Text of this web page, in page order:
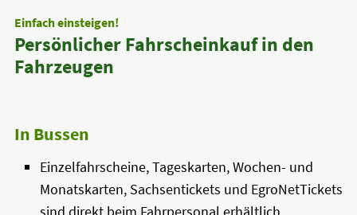
Einfach einsteigen!
Persönlicher Fahrscheinkauf in den
Fahrzeugen
In Bussen
Einzelfahrscheine, Tageskarten, Wochen- und
Monatskarten, Sachsentickets und EgroNetTickets